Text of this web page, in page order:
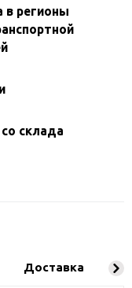
в регионы
склада
Доставка